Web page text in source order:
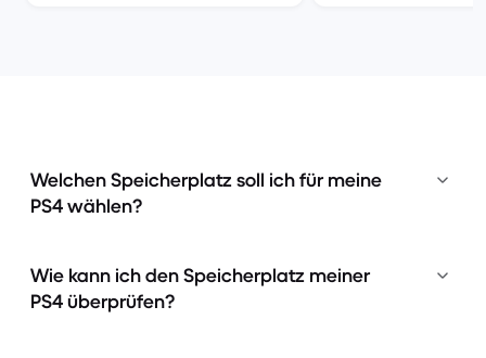
Welchen Speicherplatz soll ich für meine
PS4 wählen?
Wie kann ich den Speicherplatz meiner
PS4 überprüfen?